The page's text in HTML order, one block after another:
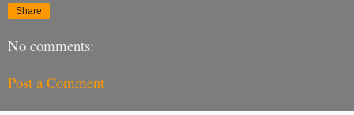
Share
No comments:
Post a Comment